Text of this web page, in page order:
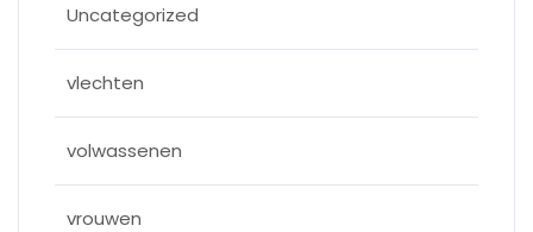
Uncategorized
vlechten
volwassenen
vrouwen